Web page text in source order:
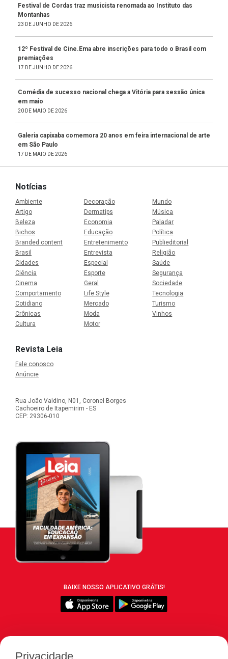
Festival de Cordas traz musicista renomada ao Instituto das
Montanhas
23 DE JUNHO DE 2026
12º Festival de Cine.Ema abre inscrições para todo o Brasil com
premiações
17 DE JUNHO DE 2026
Comédia de sucesso nacional chega a Vitória para sessão única
em maio
20 DE MAIO DE 2026
Galeria capixaba comemora 20 anos em feira internacional de arte
em São Paulo
17 DE MAIO DE 2026
Notícias
Ambiente
Artigo
Beleza
Bichos
Branded content
Brasil
Cidades
Ciência
Cinema
Comportamento
Cotidiano
Crônicas
Cultura
Decoração
Dermatips
Economia
Educação
Entretenimento
Entrevista
Especial
Esporte
Geral
Life Style
Mercado
Moda
Motor
Mundo
Música
Paladar
Política
Publieditorial
Religião
Saúde
Segurança
Sociedade
Tecnologia
Turismo
Vinhos
Revista Leia
Fale conosco
Anúncie
Rua João Valdino, N01, Coronel Borges
Cachoeiro de Itapemirim - ES
CEP: 29306-010
BAIXE NOSSO APLICATIVO GRÁTIS!
Privacidade